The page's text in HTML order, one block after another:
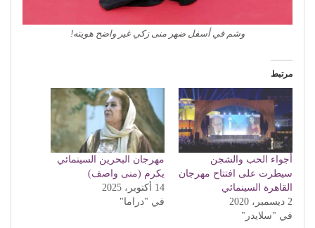
وشم في أسفل ضهر منى زكي غير واضح هويته!
مرتبط
أجواء الحب والشجن
سيطرت على افتتاح مهرجان
القاهرة السينمائي
2 ديسمبر، 2020
في "سلايدر"
مهرجان البحرين السينمائي
يكرم (منى واصف)
14 أكتوبر، 2025
في "دراما"